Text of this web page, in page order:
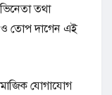
তথা
তোপ দাগেন এই
যোগাযোগ